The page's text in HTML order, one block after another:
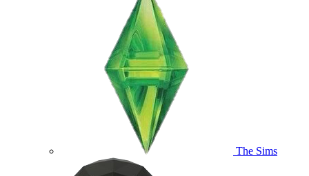
The Sims